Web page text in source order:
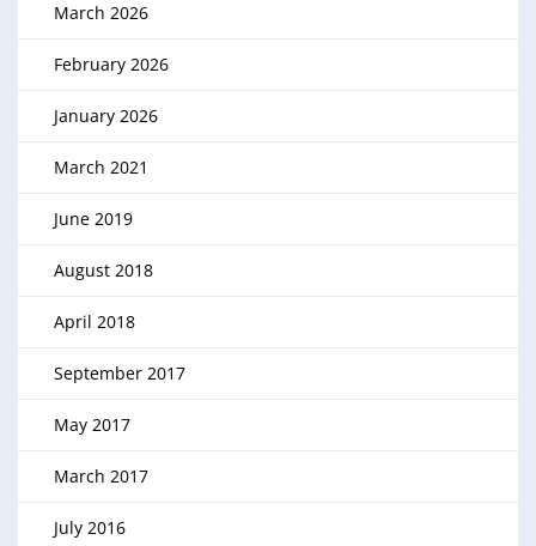
March 2026
February 2026
January 2026
March 2021
June 2019
August 2018
April 2018
September 2017
May 2017
March 2017
July 2016